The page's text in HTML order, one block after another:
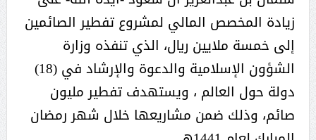
زيادة المخصص المالي لمشروع تفطير الصائمين
إلى خمسة ملايين ريال، الذي تنفذه وزارة
الشؤون الإسلامية والدعوة والإرشاد في (18)
دولة حول العالم ، ويستهدف تفطير مليون
صائم، وذلك ضمن مشاريعها خلال شهر رمضان